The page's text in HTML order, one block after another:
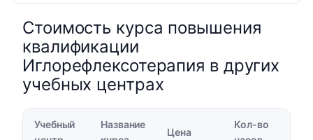
Стоимость курса повышения
квалификации
Иглорефлексотерапия в других
учебных центрах
Учебный
Название
Цена
Кол-во